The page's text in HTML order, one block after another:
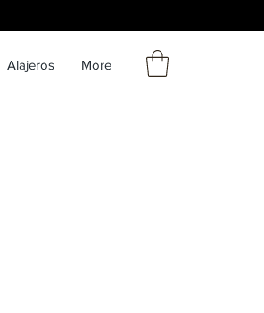
Alajeros More